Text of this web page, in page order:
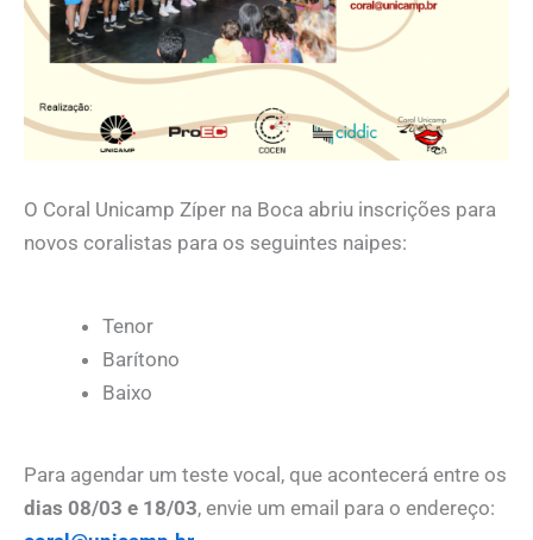
O Coral Unicamp Zíper na Boca abriu inscrições para
novos coralistas para os seguintes naipes:
Tenor
Barítono
Baixo
Para agendar um teste vocal, que acontecerá entre os
dias 08/03 e 18/03, envie um email para o endereço: